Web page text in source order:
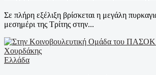
Σε πλήρη εξέλιξη βρίσκεται η μεγάλη
μεσημέρι της Τρίτης στην...
Ελλάδα